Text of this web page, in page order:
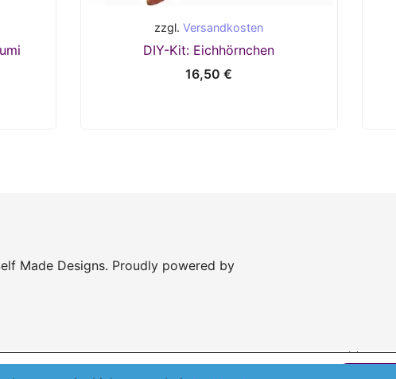
zzgl.Versandkosten
DIY-Kit: Eichhörnchen
16,50€
Made Designs. Proudly powered by
Kein Mehrwertsteuerausweis, da Kleinunternehmer nach §19 (1) UStG.